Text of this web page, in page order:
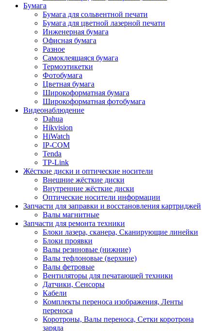
Бумага
Бумага для сольвентной печати
Бумага для цветной лазерной печати
Инженерная бумага
Офисная бумага
Разное
Самоклеящаяся бумага
Термоэтикетки
Фотобумага
Цветная бумага
Широкоформатная бумага
Широкоформатная фотобумага
Видеонаблюдение
Dahua
Hikvision
HiWatch
IP-COM
Tenda
TP-Link
Жёсткие диски и оптические носители
Внешние жёсткие диски
Внутренние жёсткие диски
Оптические носители информации
Запчасти для заправки и восстановления картриджей
Валы магнитные
Запчасти для ремонта техники
Блоки лазера, сканера, Сканирующие линейки
Блоки проявки
Валы резиновые (нижние)
Валы тефлоновые (верхние)
Валы фетровые
Вентиляторы для печатающей техники
Датчики, Сенсоры
Кабели
Комплекты переноса изображения, Ленты
переноса
Коротроны, Валы переноса, Сетки коротрона
заряда